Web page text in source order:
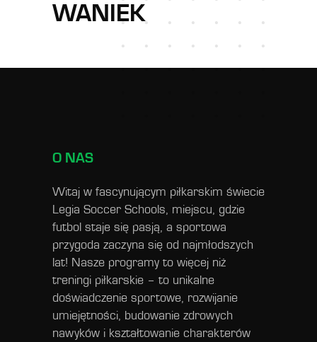
WANIEK
O NAS
Witaj w fascynującym piłkarskim świecie
Legia Soccer Schools, miejscu, gdzie
futbol staje się pasją, a sportowa
przygoda zaczyna się od najmłodszych
lat! Nasze programy to więcej niż
treningi piłkarskie – to unikalne
doświadczenie sportowe, rozwijanie
umiejętności, budowanie zdrowych
nawyków i kształtowanie charakterów